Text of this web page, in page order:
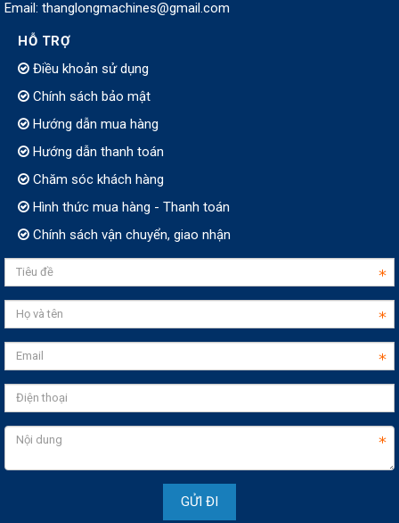
Email: thanglongmachines@gmail.com
HỖ TRỢ
Điều khoản sử dụng
Chính sách bảo mật
Hướng dẫn mua hàng
Hướng dẫn thanh toán
Chăm sóc khách hàng
Hình thức mua hàng - Thanh toán
Chính sách vận chuyển, giao nhận